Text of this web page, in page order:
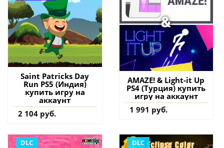
Saint Patricks Day
Run PS5 (Индия)
купить игру на
аккаунт
2 104 руб.
AMAZE! & Light-it Up
PS4 (Турция) купить
игру на аккаунт
1 991 руб.
DLC DLC